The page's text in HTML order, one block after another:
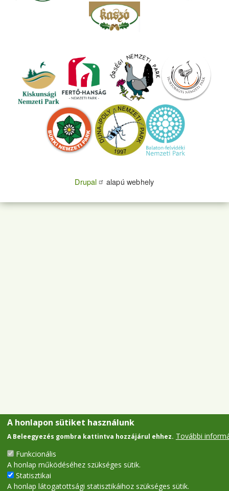
Drupal alapú webhely
A honlapon sütiket használunk
A Beleegyezés gombra kattintva hozzájárul ehhez. További
Funkcionális
A honlap működéséhez szükséges sütik.
Statisztikai
A honlap látogatottsági statisztikáihoz szükséges sütik.